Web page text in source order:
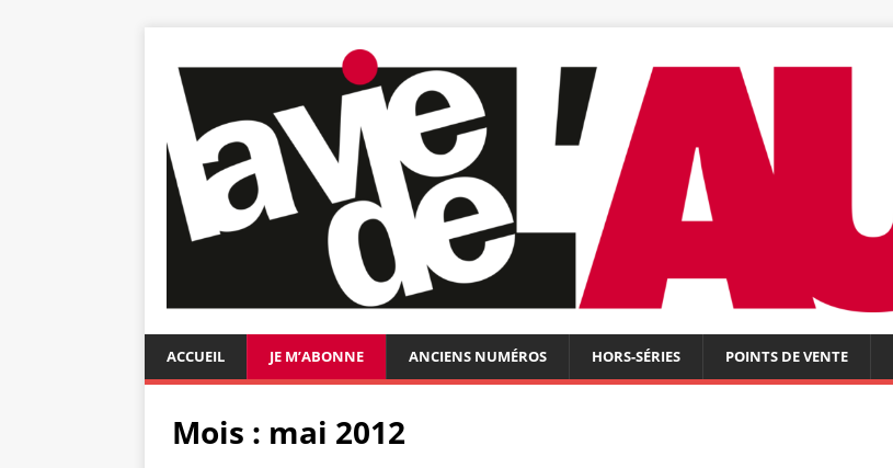
ACCUEIL JE M’ABONNE ANCIENS NUMÉROS HORS-SÉRIES POINTS DE VENTE
Mois : mai 2012